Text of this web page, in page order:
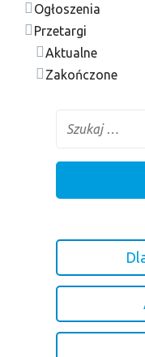
Ogłoszenia
Przetargi
Aktualne
Zakończone